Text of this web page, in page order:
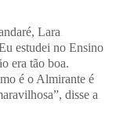
Lara
estudei no Ensino
era tão boa.
é o Almirante é
disse a